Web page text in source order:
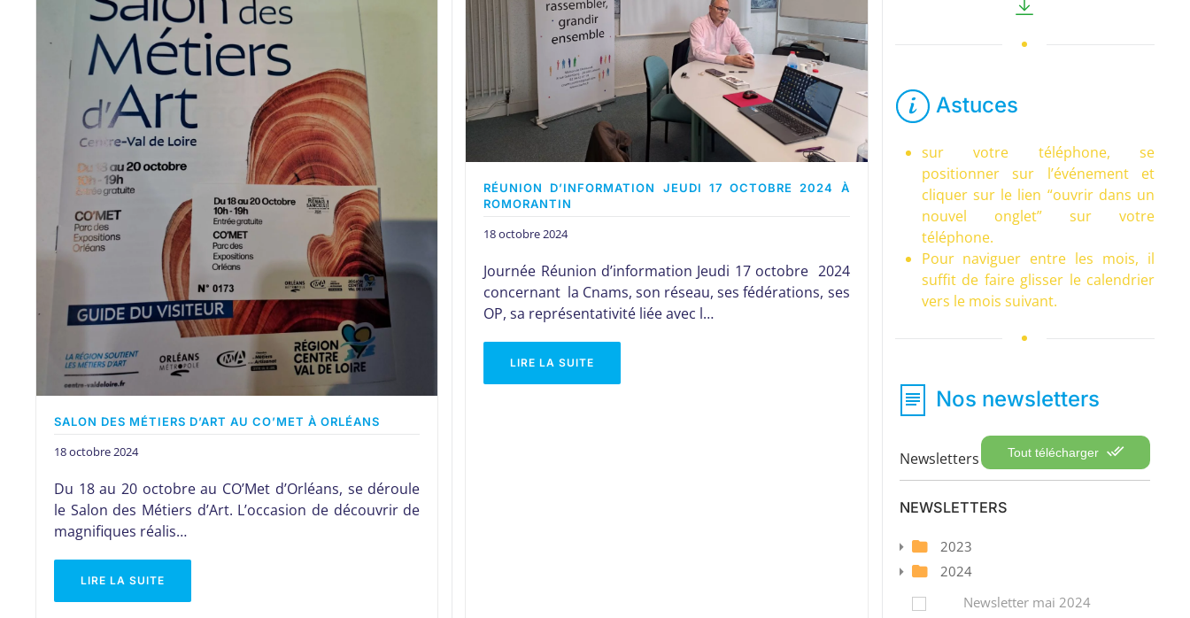
SALON DES MÉTIERS D’ART AU CO’MET À ORLÉANS
18 octobre 2024
Du 18 au 20 octobre au CO’Met d’Orléans, se déroule
le Salon des Métiers d’Art. L’occasion de découvrir de
magnifiques réalis…
LIRE LA SUITE
RÉUNION D’INFORMATION JEUDI 17 OCTOBRE 2024 À
ROMORANTIN
18 octobre 2024
Journée Réunion d’information Jeudi 17 octobre 2024
concernant la Cnams, son réseau, ses fédérations, ses
OP, sa représentativité liée avec l…
LIRE LA SUITE
Astuces
sur votre téléphone, se
positionner sur l’événement et
cliquer sur le lien “ouvrir dans un
nouvel onglet” sur votre
téléphone.
Pour naviguer entre les mois, il
suffit de faire glisser le calendrier
vers le mois suivant.
Nos newsletters
Tout télécharger
Newsletters
NEWSLETTERS
2023
2024
Newsletter mai 2024